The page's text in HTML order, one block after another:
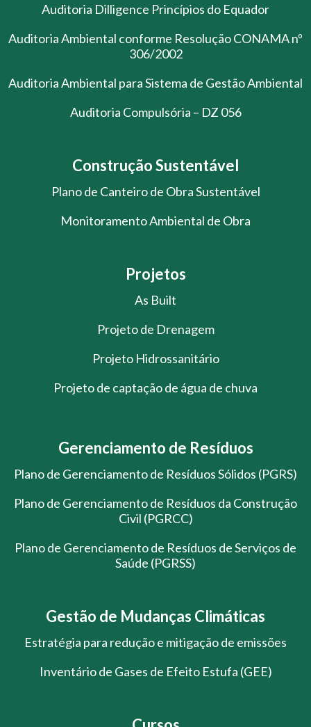
Auditoria Dilligence Princípios do Equador
Auditoria Ambiental conforme Resolução CONAMA nº
306/2002
Auditoria Ambiental para Sistema de Gestão Ambiental
Auditoria Compulsória – DZ 056
Construção Sustentável
Plano de Canteiro de Obra Sustentável
Monitoramento Ambiental de Obra
Projetos
As Built
Projeto de Drenagem
Projeto Hidrossanitário
Projeto de captação de água de chuva
Gerenciamento de Resíduos
Plano de Gerenciamento de Resíduos Sólidos (PGRS)
Plano de Gerenciamento de Resíduos da Construção
Civil (PGRCC)
Plano de Gerenciamento de Resíduos de Serviços de
Saúde (PGRSS)
Gestão de Mudanças Climáticas
Estratégia para redução e mitigação de emissões
Inventário de Gases de Efeito Estufa (GEE)